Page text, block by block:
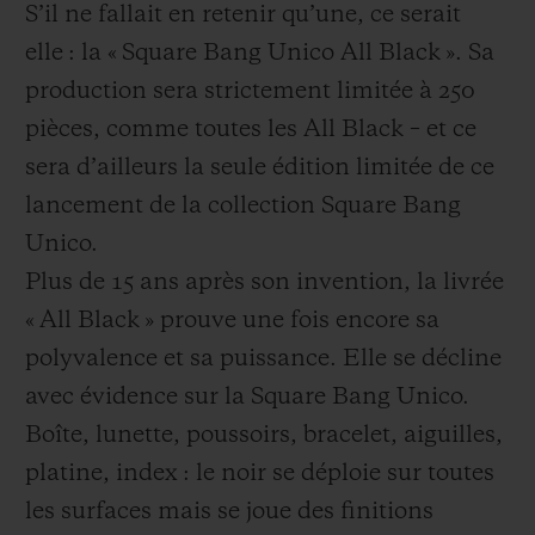
S’il ne fallait en retenir qu’une, ce serait
elle : la « Square Bang Unico All Black ». Sa
production sera strictement limitée à 250
pièces, comme toutes les All Black – et ce
sera d’ailleurs la seule édition limitée de ce
lancement de la collection Square Bang
Unico.
Plus de 15 ans après son invention, la livrée
« All Black » prouve une fois encore sa
polyvalence et sa puissance. Elle se décline
avec évidence sur la Square Bang Unico.
Boîte, lunette, poussoirs, bracelet, aiguilles,
platine, index : le noir se déploie sur toutes
les surfaces mais se joue des finitions